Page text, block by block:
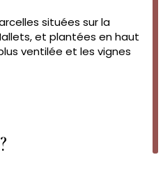
situées sur la
et plantées en haut
ventilée et les vignes